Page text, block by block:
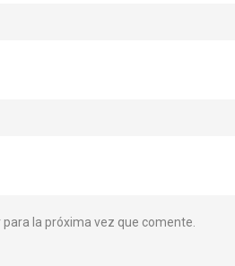
la próxima vez que comente.